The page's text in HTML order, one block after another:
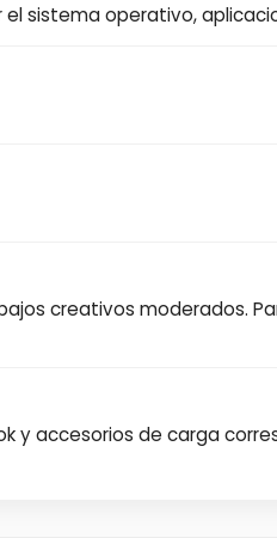
sistema operativo,
creativos moderados.
y accesorios de carga